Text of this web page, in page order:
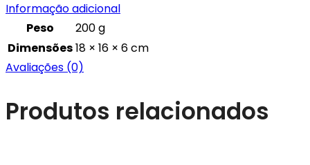
Informação adicional
Peso
200 g
Dimensões18 × 16 × 6 cm
Avaliações (0)
Produtos relacionados